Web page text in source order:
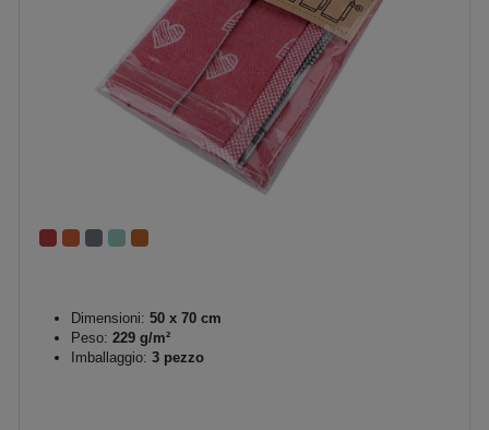
Dimensioni: 50 x 70 cm
Peso: 229 g/m²
Imballaggio: 3 pezzo